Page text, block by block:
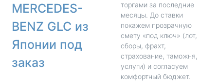
MERCEDES-
BENZ GLC из
Японии под
заказ
торгами за последние
месяцы. До ставки
покажем прозрачную
смету «под ключ» (лот,
сборы, фрахт,
страхование, таможня,
услуги) и согласуем
комфортный бюджет.